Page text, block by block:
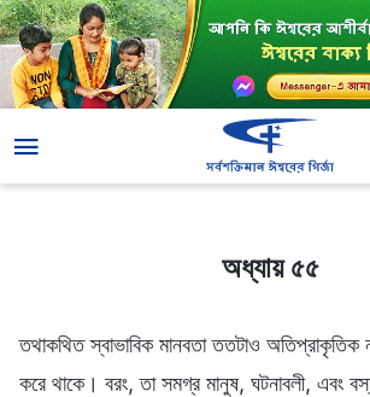
অধ্যায় ৫৫
তথাকথিত স্বাভাবিক মানবতা ততটাও অতিপ্রাকৃতিক
করে থাকে। বরং, তা সমগ্র মানুষ, ঘটনাবলী, এবং